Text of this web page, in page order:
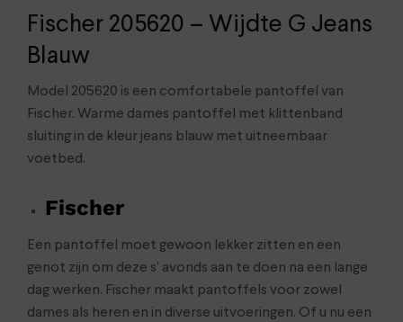
Fischer 205620 – Wijdte G Jeans
Blauw
Model 205620 is een comfortabele pantoffel van
Fischer. Warme dames pantoffel met klittenband
sluiting in de kleur jeans blauw met uitneembaar
voetbed.
Fischer
Een pantoffel moet gewoon lekker zitten en een
genot zijn om deze s’ avonds aan te doen na een lange
dag werken. Fischer maakt pantoffels voor zowel
dames als heren en in diverse uitvoeringen. Of u nu een